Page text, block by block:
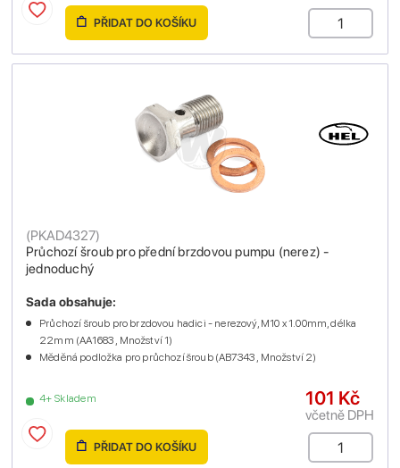
PŘIDAT DO KOŠÍKU
Průchozí šroub pro přední brzdovou pumpu (nerez) -
jednoduchý
(PKAD4327)
4+ Skladem
Sada obsahuje:
Průchozí šroub pro brzdovou hadici - nerezový, M10 x 1.00mm, délka
22mm (AA1683 , Množství 1)
Měděná podložka pro průchozí šroub (AB7343 , Množství 2)
101 Kč
včetně DPH
PŘIDAT DO KOŠÍKU